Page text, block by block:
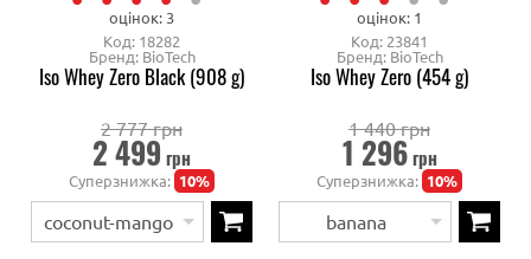
оцінок: 3
Код: 18282
Бренд: BioTech
Iso Whey Zero Black (908 g)
2 777 грн
2 499 грн
Суперзнижка: 10%
coconut-mango
оцінок: 1
Код: 23841
Бренд: BioTech
Iso Whey Zero (454 g)
1 440 грн
1 296грн
Суперзнижка: 10%
banana